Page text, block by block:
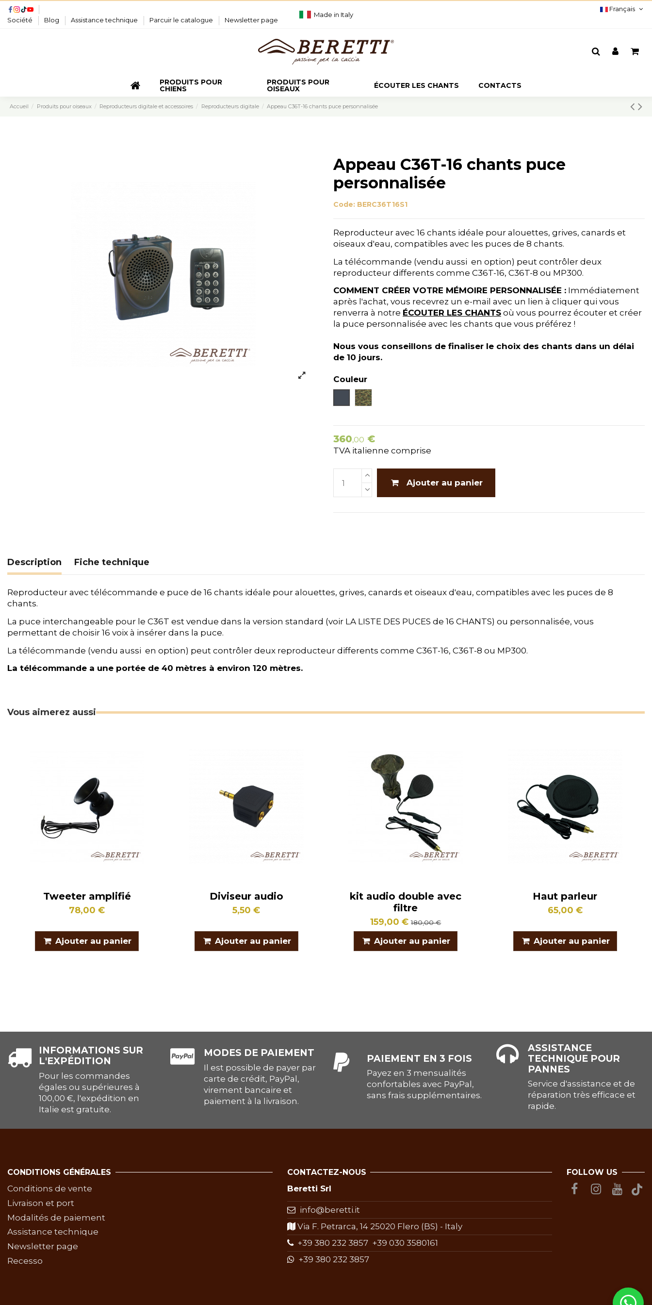
Société Blog Assistance technique Parcuir le catalogue Newsletter page
Made in Italy
Français
PRODUITS POUR
CHIENS
PRODUITS POUR
OISEAUX ÉCOUTER LES CHANTS CONTACTS
Accueil Produits pour oiseaux Reproducteurs digitale et accessoires Reproducteurs digitale Appeau C36T-16 chants puce personnalisée
Appeau C36T-16 chants puce
personnalisée
Code: BERC36T16S1
Reproducteur avec 16 chants idéale pour alouettes, grives, canards et
oiseaux d'eau, compatibles avec les puces de 8 chants.
La télécommande (vendu aussi en option) peut contrôler deux
reproducteur differents comme C36T-16, C36T-8 ou MP300.
COMMENT CRÉER VOTRE MÉMOIRE PERSONNALISÉE : Immédiatement
après l'achat, vous recevrez un e-mail avec un lien à cliquer qui vous
renverra à notre ÉCOUTER LES CHANTS où vous pourrez écouter et créer
la puce personnalisée avec les chants que vous préférez !
Nous vous conseillons de finaliser le choix des chants dans un délai
de 10 jours.
Couleur
Gris Camouflage
360,00 €
TVA italienne comprise
Ajouter au panier
Description Fiche technique
Reproducteur avec télécommande e puce de 16 chants idéale pour alouettes, grives, canards et oiseaux d'eau, compatibles avec les puces de 8
chants.
La puce interchangeable pour le C36T est vendue dans la version standard (voir LA LISTE DES PUCES de 16 CHANTS) ou personnalisée, vous
permettant de choisir 16 voix à insérer dans la puce.
La télécommande (vendu aussi en option) peut contrôler deux reproducteur differents comme C36T-16, C36T-8 ou MP300.
La télécommande a une portée de 40 mètres à environ 120 mètres.
Vous aimerez aussi
Tweeter amplifié
78,00 €
Ajouter au panier
Diviseur audio
5,50 €
Ajouter au panier
kit audio double avec
filtre
159,00 €180,00 €
Ajouter au panier
Haut parleur
65,00 €
Ajouter au panier
INFORMATIONS SUR
L'EXPÉDITION
Pour les commandes
égales ou supérieures à
100,00 €, l'expédition en
Italie est gratuite.
MODES DE PAIEMENT
Il est possible de payer par
carte de crédit, PayPal,
virement bancaire et
paiement à la livraison.
PAIEMENT EN 3 FOIS
Payez en 3 mensualités
confortables avec PayPal,
sans frais supplémentaires.
ASSISTANCE
TECHNIQUE POUR
PANNES
Service d'assistance et de
réparation très efficace et
rapide.
CONDITIONS GÉNÉRALES
Conditions de vente
Livraison et port
Modalités de paiement
Assistance technique
Newsletter page
Recesso
CONTACTEZ-NOUS
Beretti Srl
info@beretti.it
Via F. Petrarca, 14 25020 Flero (BS) - Italy
+39 380 232 3857+39 030 3580161
+39 380 232 3857
FOLLOW US